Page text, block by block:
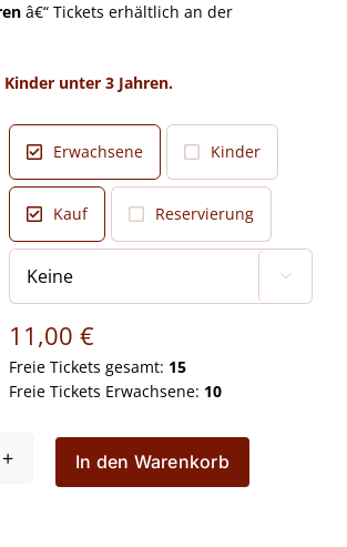
bis
â€“ Tickets erhältlich an der
Kinder unter 3 Jahren.
Erwachsene Kinder
Kauf Reservierung

11,00 €
Freie Tickets gesamt: 15
Freie Tickets Erwachsene: 10
In den Warenkorb